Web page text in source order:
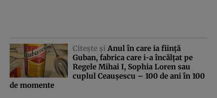
Citeşte şi Anul în care ia fiinţă
Guban, fabrica care i-a încălţat pe
Regele Mihai I, Sophia Loren sau
cuplul Ceauşescu – 100 de ani în 100
de momente